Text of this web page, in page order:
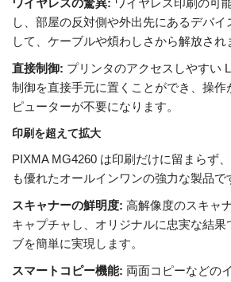
ワイヤレスの驚異: ワイヤレス印刷の可
し、部屋の反対側や外出先にあるデバ
して、ケーブルや煩わしさから解放され
直接制御: プリンタのアクセスしやすい
制御を直接手元に置くことができ、操作
ピューターが不要になります。
印刷を超えて拡大
PIXMA MG4260 は印刷だけに留まらず
も優れたオールインワンの強力な製品で
スキャナーの鮮明度: 高解像度のスキャ
キャプチャし、オリジナルに忠実な結果
ブを簡単に実現します。
スマートコピー機能: 両面コピーなどの